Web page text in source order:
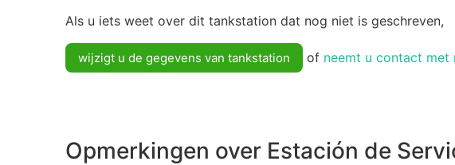
Als u iets weet over dit tankstation dat nog niet is geschreven,
wijzigt u de gegevens van tankstation of neemt u contact met
Opmerkingen over Estación de